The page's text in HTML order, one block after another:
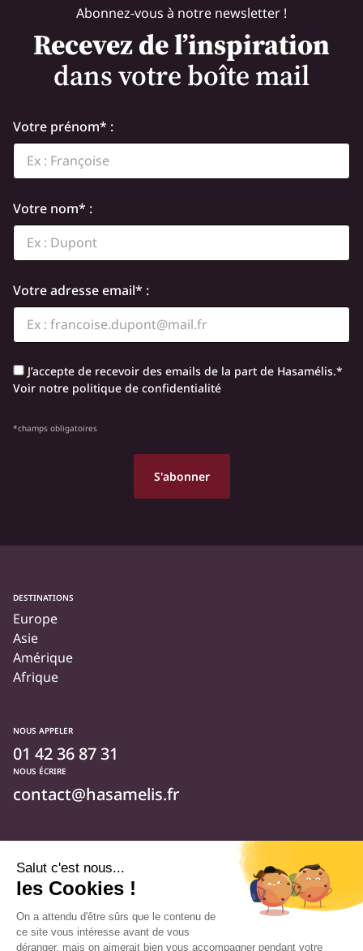
Abonnez-vous à notre newsletter !
Recevez de l’inspiration
dans votre boîte mail
Votre prénom* :
Votre nom* :
Votre adresse email* :
J’accepte de recevoir des emails de la part de Hasamélis.*
Voir notre politique de confidentialité
*champs obligatoires
DESTINATIONS
Europe
Asie
Amérique
Afrique
NOUS APPELER
01 42 36 87 31
NOUS ÉCRIRE
contact@hasamelis.fr
Qui sommes-nous ?
Foire aux questions
Actualités